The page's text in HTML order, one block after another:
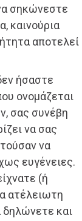
σηκώνεστε
καινούρια
αποτελεί
ήσαστε
ονομάζεται
σας συνέβη
να σας
να
ευγένειες.
(ή
ατέλειωτη
δηλώνετε και